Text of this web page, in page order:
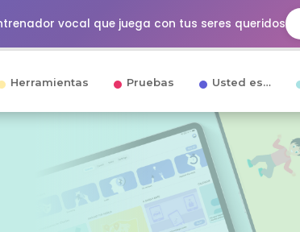
vocal que juega con tus seres queridos
Herramientas Pruebas Usted es…